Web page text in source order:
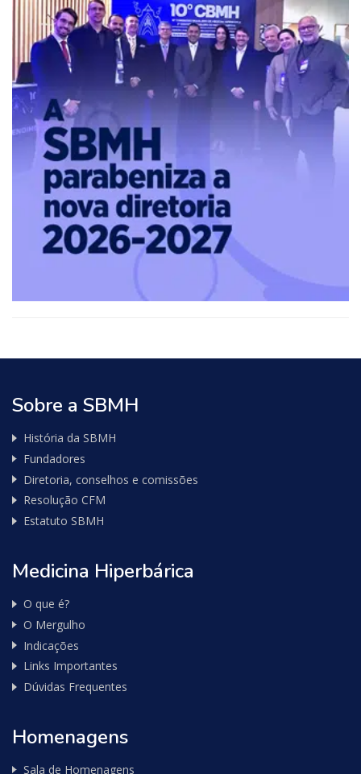
Sobre a SBMH
História da SBMH
Fundadores
Diretoria, conselhos e comissões
Resolução CFM
Estatuto SBMH
Medicina Hiperbárica
O que é?
O Mergulho
Indicações
Links Importantes
Dúvidas Frequentes
Homenagens
Sala de Homenagens